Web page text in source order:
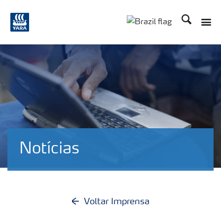
Busca
Notícias
Voltar Imprensa